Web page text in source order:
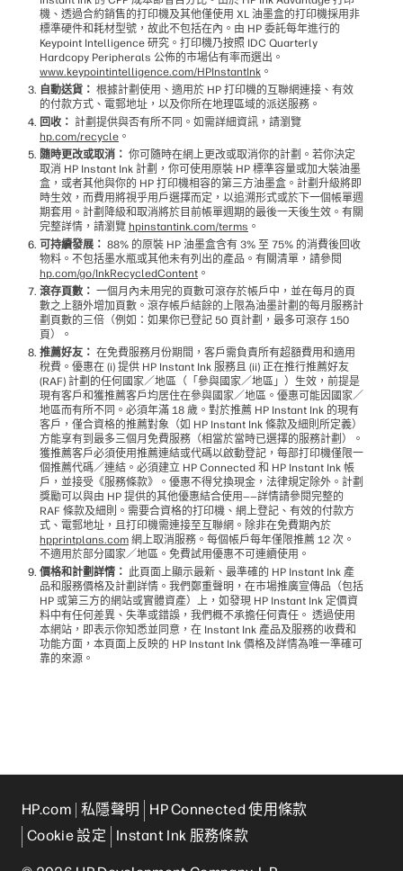
機、透過合約銷售的打印機及其他僅使用 XL 油墨盒的打印機採用非
標準硬件和耗材型號，故此不包括在內。由 HP 委託每年進行的
Keypoint Intelligence 研究。打印機乃按照 IDC Quarterly
Hardcopy Peripherals 公佈的市場佔有率而選出。
www.keypointintelligence.com/HPInstantInk 。
自動送貨： 根據計劃使用、適用於 HP 打印機的互聯網連接、有效
的付款方式、電郵地址，以及你所在地理區域的派送服務。
回收： 計劃提供與否有所不同。如需詳細資訊，請瀏覽
hp.com/recycle 。
隨時更改或取消： 你可隨時在網上更改或取消你的計劃。若你決定
取消 HP Instant Ink 計劃，你可使用原裝 HP 標準容量或加大裝油墨
盒，或者其他與你的 HP 打印機相容的第三方油墨盒。計劃升級將即
時生效，而費用將視乎用戶選擇而定，以追溯形式或於下一個帳單週
期套用。計劃降級和取消將於目前帳單週期的最後一天後生效。有關
完整詳情，請瀏覽 hpinstantink.com/terms 。
可持續發展： 88% 的原裝 HP 油墨盒含有 3% 至 75% 的消費後回收
物料。不包括墨水瓶或其他未有列出的產品。有關清單，請參閱
hp.com/go/InkRecycledContent 。
滾存頁數： 一個月內未用完的頁數可滾存於帳戶中，並在每月的頁
數之上額外增加頁數。滾存帳戶結餘的上限為油墨計劃的每月服務計
劃頁數的三倍（例如：如果你已登記 50 頁計劃，最多可滾存 150
頁）。
推薦好友： 在免費服務月份期間，客戶需負責所有超額費用和適用
稅費。優惠在 (i) 提供 HP Instant Ink 服務且 (ii) 正在推行推薦好友
(RAF) 計劃的任何國家／地區（「參與國家／地區」）生效，前提是
現有客戶和獲推薦客戶均居住在參與國家／地區。優惠可能因國家／
地區而有所不同。必須年滿 18 歲。對於推薦 HP Instant Ink 的現有
客戶，僅合資格的推薦對象（如 HP Instant Ink 條款及細則所定義）
方能享有到最多三個月免費服務（相當於當時已選擇的服務計劃）。
獲推薦客戶必須使用推薦連結或代碼以啟動登記，每部打印機僅限一
個推薦代碼／連結。必須建立 HP Connected 和 HP Instant Ink 帳
戶，並接受《服務條款》。優惠不得兌換現金，法律規定除外。計劃
獎勵可以與由 HP 提供的其他優惠結合使用——詳情請參閱完整的
RAF 條款及細則。需要合資格的打印機、網上登記、有效的付款方
式、電郵地址，且打印機需連接至互聯網。除非在免費期內於
hpprintplans.com 網上取消服務。每個帳戶每年僅限推薦 12 次。
不適用於部分國家／地區。免費試用優惠不可連續使用。
價格和計劃詳情： 此頁面上顯示最新、最準確的 HP Instant Ink 產
品和服務價格及計劃詳情。我們鄭重聲明，在巿場推廣宣傳品（包括
HP 或第三方的網站或實體資產）上，如發現 HP Instant Ink 定價資
料中有任何差異、失準或錯誤，我們概不承擔任何責任。 透過使用
本網站，即表示你知悉並同意，在 Instant Ink 產品及服務的收費和
功能方面，本頁面上反映的 HP Instant Ink 價格及詳情為唯一準確可
靠的來源。
HP.com 私隱聲明
HP Connected 使用條款
Cookie 設定
Instant Ink 服務條款